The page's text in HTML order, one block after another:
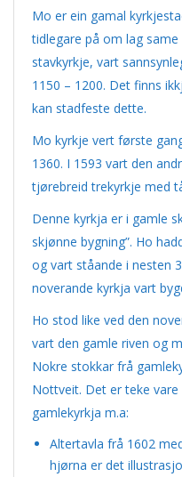
Mo er ein gamal
tidlegare på om lag
stavkyrkje, vart
1150 – 1200. Det finns
kan stadfeste dette.
Mo kyrkje vert første
1360. I 1593 vart den
tjørebreid trekyrkje med
Denne kyrkja er i gamle
skjønne bygning”. Ho
og vart ståande i nesten
noverande kyrkja vart
Ho stod like ved den
vart den gamle riven og
Nokre stokkar frå
Nottveit. Det er teke
gamlekyrkja m.a:
Altertavla frå 1602
hjørna er det